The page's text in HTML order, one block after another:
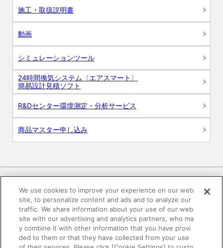
施工・取扱説明書
動画
シミュレーションツール
24時間換気システム〈エアスマート〉
簡易設計見積ソフト
R&Dセンター環境測定・分析サービス
商品マスター申し込み
電子公告 このWEBサイトについて
プライバシーポリシー
We use cookies to improve your experience on our web
site, to personalize content and ads and to analyze our
traffic. We share information about your use of our web
site with our advertising and analytics partners, who ma
y combine it with other information that you have provi
ded to them or that they have collected from your use